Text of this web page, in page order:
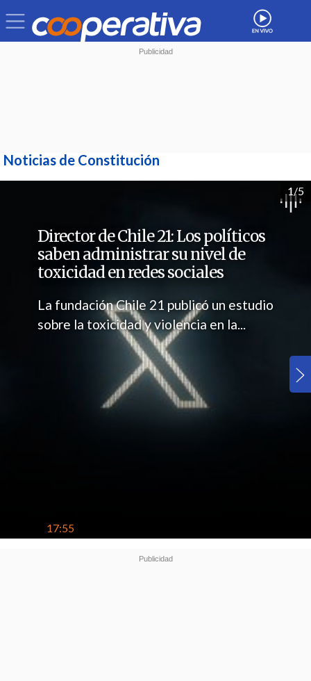
Noticias de Constitución
1/5
Director de Chile 21: Los políticos
saben administrar su nivel de
toxicidad en redes sociales
La fundación Chile 21 publicó un estudio
sobre la toxicidad y violencia en la...
17:55